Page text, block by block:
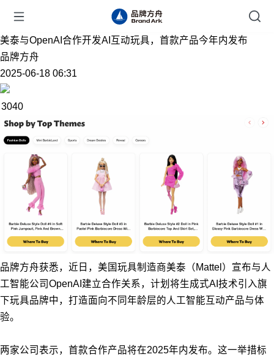
美泰与OpenAI合作开发AI互动玩具，首款产品今年内发布
品牌方舟
2025-06-18 06:31
3040
品牌方舟获悉，近日，美国玩具制造商美泰（Mattel）宣布与人
工智能公司OpenAI建立合作关系，计划将生成式AI技术引入旗
下玩具品牌中，打造面向不同年龄层的人工智能互动产品与体
验。
两家公司表示，首款合作产品将在2025年内发布。这一举措标